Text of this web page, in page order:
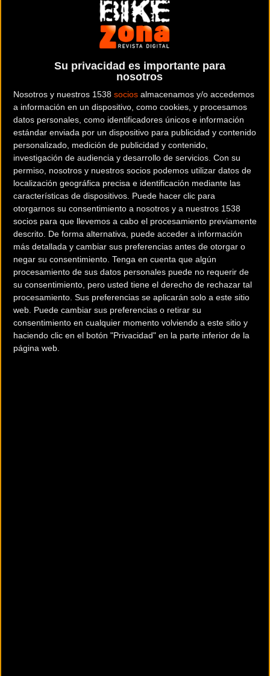
Su privacidad es importante para
nosotros
Nosotros y nuestros 1538 socios almacenamos y/o accedemos
a información en un dispositivo, como cookies, y procesamos
datos personales, como identificadores únicos e información
estándar enviada por un dispositivo para publicidad y contenido
personalizado, medición de publicidad y contenido,
investigación de audiencia y desarrollo de servicios. Con su
permiso, nosotros y nuestros socios podemos utilizar datos de
localización geográfica precisa e identificación mediante las
características de dispositivos. Puede hacer clic para
otorgarnos su consentimiento a nosotros y a nuestros 1538
socios para que llevemos a cabo el procesamiento previamente
descrito. De forma alternativa, puede acceder a información
más detallada y cambiar sus preferencias antes de otorgar o
negar su consentimiento. Tenga en cuenta que algún
procesamiento de sus datos personales puede no requerir de
su consentimiento, pero usted tiene el derecho de rechazar tal
procesamiento. Sus preferencias se aplicarán solo a este sitio
web. Puede cambiar sus preferencias o retirar su
consentimiento en cualquier momento volviendo a este sitio y
haciendo clic en el botón "Privacidad" en la parte inferior de la
página web.
Web y RRSS de la tienda
Terms of use © 1987–2026 HERE
200 km
¿Eres el propietario de esta tienda? Descubre cómo hacerte tienda
Premium para llegar a más clientes.
Comercios Bz Premium
MC SKI BIKE